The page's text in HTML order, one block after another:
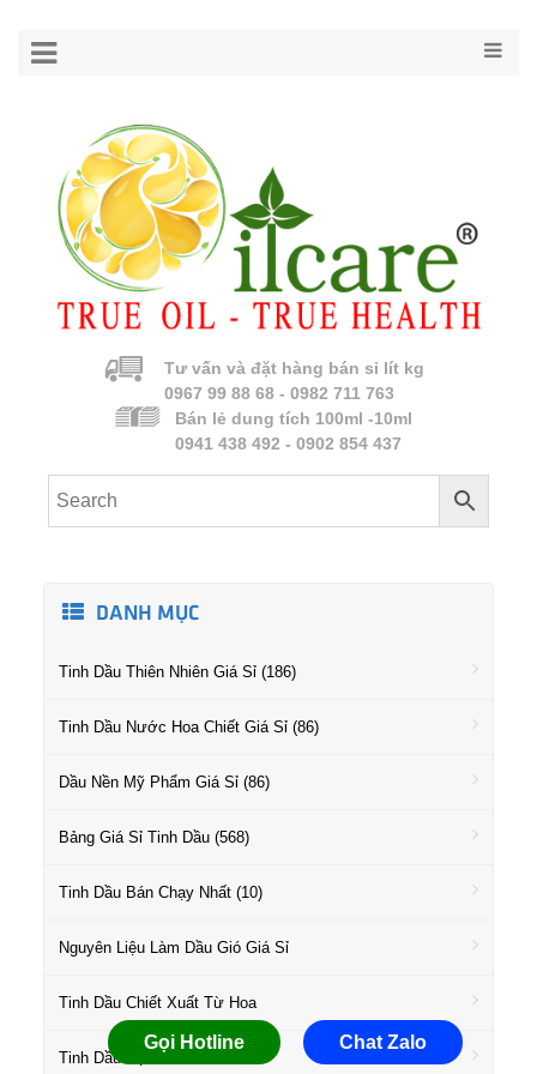
Tư vấn và đặt hàng bán sỉ lít kg
0967 99 88 68 - 0982 711 763
Bán lẻ dung tích 100ml -10ml
0941 438 492 - 0902 854 437
DANH MỤC
Tinh Dầu Thiên Nhiên Giá Sỉ (186)
Tinh Dầu Nước Hoa Chiết Giá Sỉ (86)
Dầu Nền Mỹ Phẩm Giá Sỉ (86)
Bảng Giá Sỉ Tinh Dầu (568)
Tinh Dầu Bán Chạy Nhất (10)
Nguyên Liệu Làm Dầu Gió Giá Sỉ
Tinh Dầu Chiết Xuất Từ Hoa
Tinh Dầu Họ Gỗ Giá Sỉ
Gọi Hotline Chat Zalo